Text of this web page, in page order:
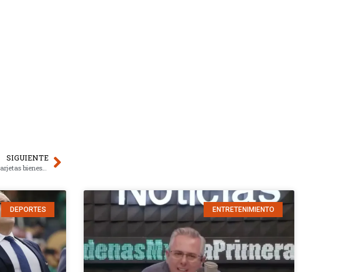
SIGUIENTE
DEPORTES ENTRETENIMIENTO